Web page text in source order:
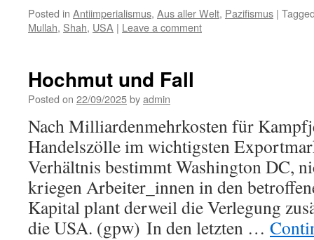
Posted in Antiimperialismus, Aus aller Welt, Pazifismus |
Mullah, Shah, USA | Leave a comment
Hochmut und Fall
Posted on 22/09/2025byadmin
Nach Milliardenmehrkosten für
Handelszölle im wichtigsten
Verhältnis bestimmt Washington DC,
kriegen Arbeiter_innen in den
Kapital plant derweil die Verlegung
die USA. (gpw) In den letzten …